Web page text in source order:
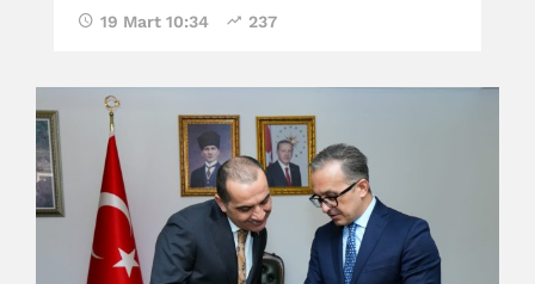
19 Mart 10:34 237